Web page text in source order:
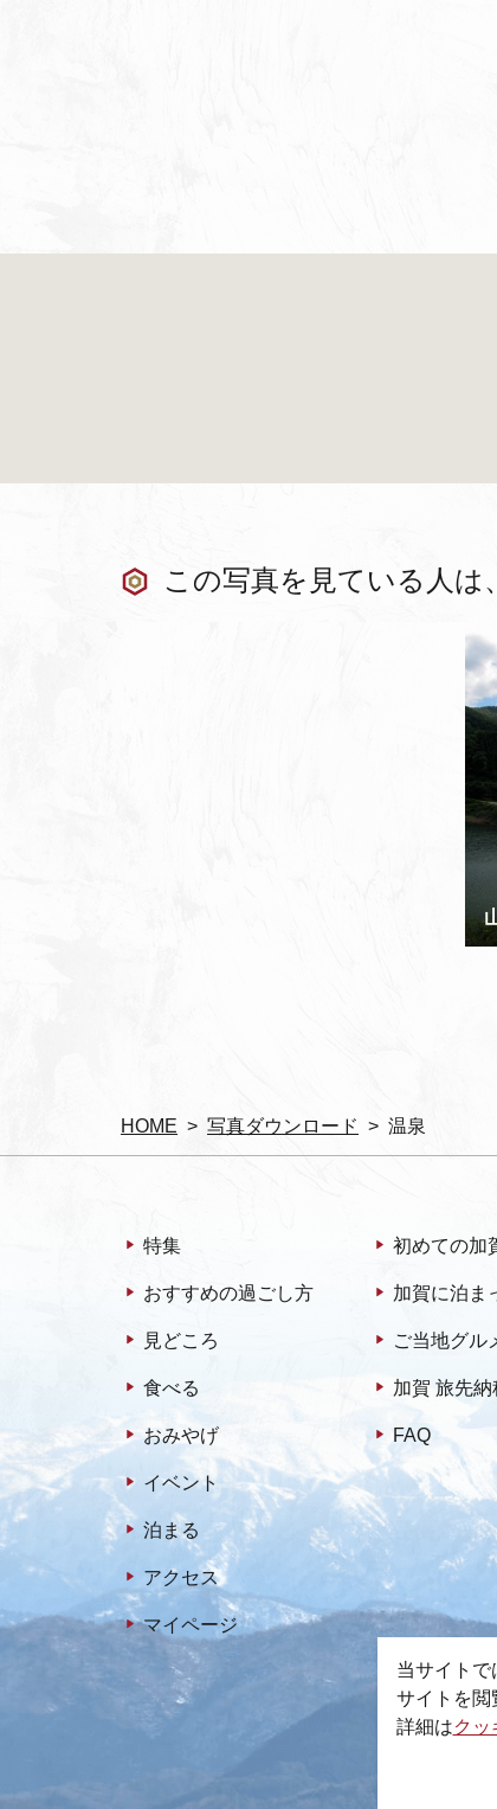
HOME 写真ダウンロード 温泉
この写真を見ている人は、
特集
おすすめの過ごし方
見どころ
食べる
おみやげ
イベント
泊まる
アクセス
マイページ
初めての加
加賀に泊ま
ご当地グル
加賀 旅先納
FAQ
当サイトで
サイトを閲
詳細はクッ